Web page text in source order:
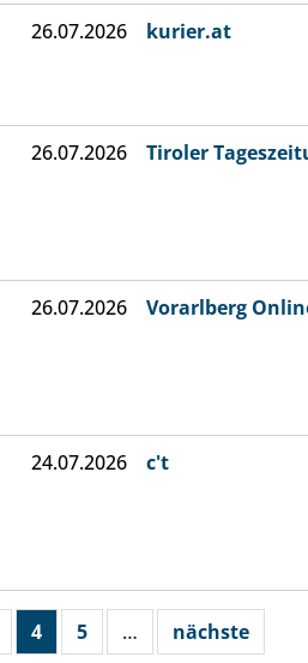
26.07.2026 kurier.at
26.07.2026 Tiroler
26.07.2026 Vorarlberg
24.07.2026 c't
4 5 … nächste